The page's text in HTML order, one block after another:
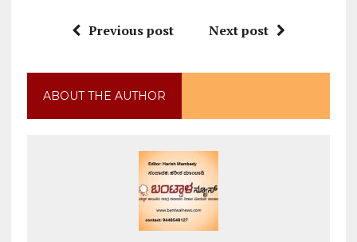
Previous post Next post
ABOUT THE AUTHOR